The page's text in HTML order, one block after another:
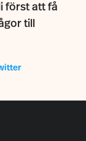
först att få
till